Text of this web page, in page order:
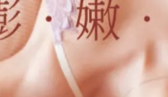
加入最愛